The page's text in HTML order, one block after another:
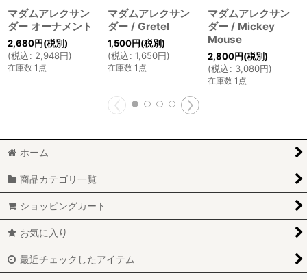
マダムアレクサン
ダー オーナメント
2,680円(税別)
(税込: 2,948円)
在庫数 1点
マダムアレクサン
ダー / Gretel
1,500円(税別)
(税込: 1,650円)
在庫数 1点
マダムアレクサン
ダー / Mickey
Mouse
2,800円(税別)
(税込: 3,080円)
在庫数 1点
ホーム
商品カテゴリ一覧
ショッピングカート
お気に入り
最近チェックしたアイテム